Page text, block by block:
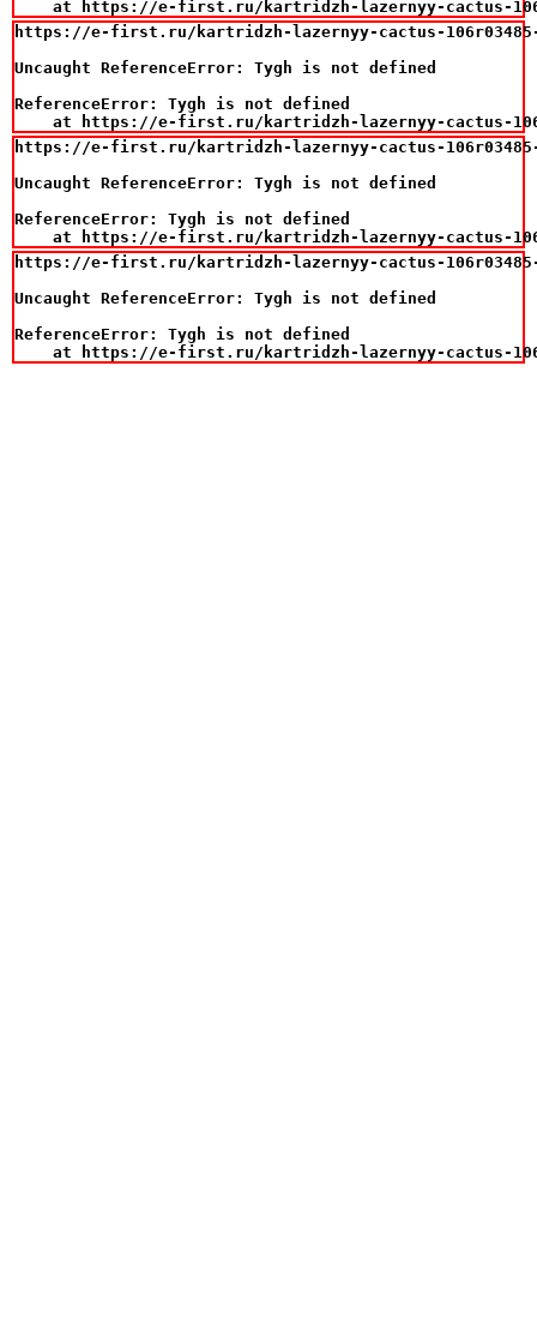
at https://e-first.ru/kartridzh-lazernyy-cactus-
https://e-first.ru/kartridzh-lazernyy-cactus-106r03485-
Uncaught ReferenceError: Tygh is not defined
ReferenceError: Tygh is not defined
at https://e-first.ru/kartridzh-lazernyy-cactus-
https://e-first.ru/kartridzh-lazernyy-cactus-106r03485-
Uncaught ReferenceError: Tygh is not defined
ReferenceError: Tygh is not defined
at https://e-first.ru/kartridzh-lazernyy-cactus-
https://e-first.ru/kartridzh-lazernyy-cactus-106r03485-
Uncaught ReferenceError: Tygh is not defined
ReferenceError: Tygh is not defined
at https://e-first.ru/kartridzh-lazernyy-cactus-